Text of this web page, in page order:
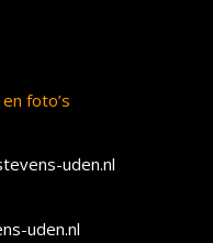
foto’s
uden.nl
uden.nl